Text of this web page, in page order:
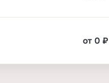
от 0 ₽